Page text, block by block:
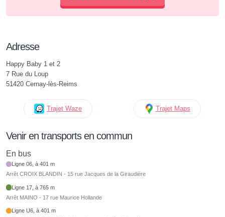
Adresse
Happy Baby 1 et 2
7 Rue du Loup
51420 Cernay-lès-Reims
Trajet Waze Trajet Maps
Venir en transports en commun
En bus
Ligne 06, à 401 m
Arrêt CROIX BLANDIN - 15 rue Jacques de la Giraudière
Ligne 17, à 765 m
Arrêt MAINO - 17 rue Maurice Hollande
Ligne U6, à 401 m